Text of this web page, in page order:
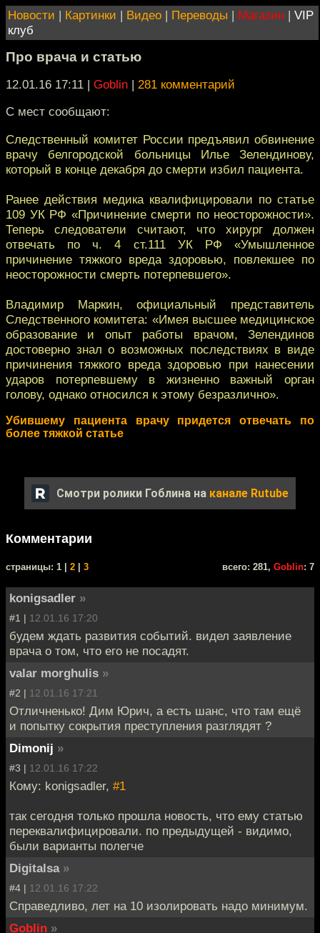
Новости | Картинки | Видео | Переводы | Магазин | VIP
клуб
Про врача и статью
12.01.16 17:11 | Goblin | 281 комментарий
С мест сообщают:
Следственный комитет России предъявил обвинение
врачу белгородской больницы Илье Зелендинову,
который в конце декабря до смерти избил пациента.
Ранее действия медика квалифицировали по статье
109 УК РФ «Причинение смерти по неосторожности».
Теперь следователи считают, что хирург должен
отвечать по ч. 4 ст.111 УК РФ «Умышленное
причинение тяжкого вреда здоровью, повлекшее по
неосторожности смерть потерпевшего».
Владимир Маркин, официальный представитель
Следственного комитета: «Имея высшее медицинское
образование и опыт работы врачом, Зелендинов
достоверно знал о возможных последствиях в виде
причинения тяжкого вреда здоровью при нанесении
ударов потерпевшему в жизненно важный орган
голову, однако относился к этому безразлично».
Убившему пациента врачу придется отвечать по
более тяжкой статье
Смотри ролики Гоблина на канале Rutube
Комментарии
cтраницы: 1 | 2 3 всего: 281, Goblin: 7
konigsadler »
#1 | 12.01.16 17:20
будем ждать развития событий. видел заявление
врача о том, что его не посадят.
valar morghulis »
#2 | 12.01.16 17:21
Отличненько! Дим Юрич, а есть шанс, что там ещё
и попытку сокрытия преступления разглядят ?
Dimonij »
#3 | 12.01.16 17:22
Кому: konigsadler, #1
так сегодня только прошла новость, что ему статью
переквалифицировали. по предыдущей - видимо,
были варианты полегче
Digitalsa »
#4 | 12.01.16 17:22
Справедливо, лет на 10 изолировать надо минимум.
Goblin »